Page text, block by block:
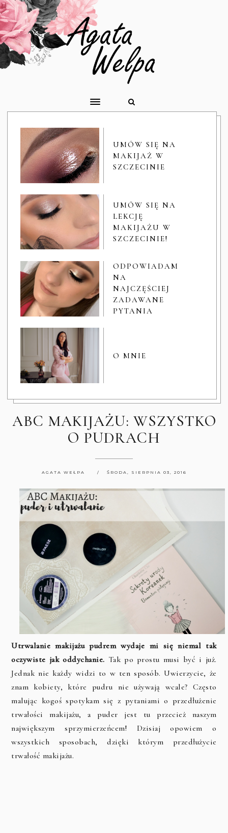
UMÓW SIĘ NA
MAKIJAŻ W
SZCZECINIE
UMÓW SIĘ NA
LEKCJĘ
MAKIJAŻU W
SZCZECINIE!
ODPOWIADAM
NA
NAJCZĘŚCIEJ
ZADAWANE
PYTANIA
O MNIE
ABC MAKIJAŻU: WSZYSTKO
O PUDRACH
AGATA WEŁPA ŚRODA, SIERPNIA 03, 2016
Utrwalanie makijażu pudrem wydaje mi się niemal tak
oczywiste jak oddychanie. Tak po prostu musi być i już.
Jednak nie każdy widzi to w ten sposób. Uwierzycie, że
znam kobiety, które pudru nie używają wcale? Często
malując kogoś spotykam się z pytaniami o przedłużenie
trwałości makijażu, a puder jest tu przecież naszym
największym sprzymierzeńcem! Dzisiaj opowiem o
wszystkich sposobach, dzięki którym przedłużycie
trwałość makijażu.